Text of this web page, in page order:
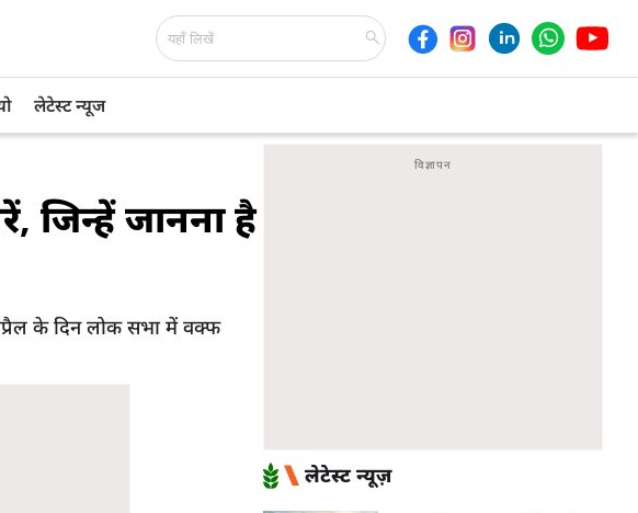
लेटेस्ट न्यूज
जिन्हें जानना है
के दिन लोक सभा में वक्फ
लेटेस्ट न्यूज़